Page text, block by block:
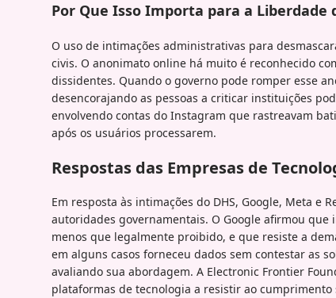
Por Que Isso Importa para a Liberdade
O uso de intimações administrativas para
civis. O anonimato online há muito é reconhecido
dissidentes. Quando o governo pode romper esse
desencorajando as pessoas a criticar instituições
envolvendo contas do Instagram que rastreavam
após os usuários processarem.
Respostas das Empresas de
Em resposta às intimações do DHS, Google, Meta e
autoridades governamentais. O Google afirmou
menos que legalmente proibido, e que resiste a
em alguns casos forneceu dados sem contestar as
avaliando sua abordagem. A Electronic Frontier
plataformas de tecnologia a resistir ao